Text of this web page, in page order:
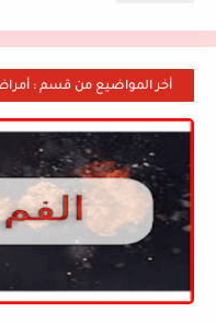
أخر المواضيع من قسم :